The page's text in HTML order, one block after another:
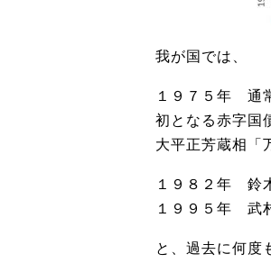
我が国では、
１９７５年 通
初となる赤字国
大平正芳蔵相「
１９８２年 鈴
１９９５年 武
と、過去に何度